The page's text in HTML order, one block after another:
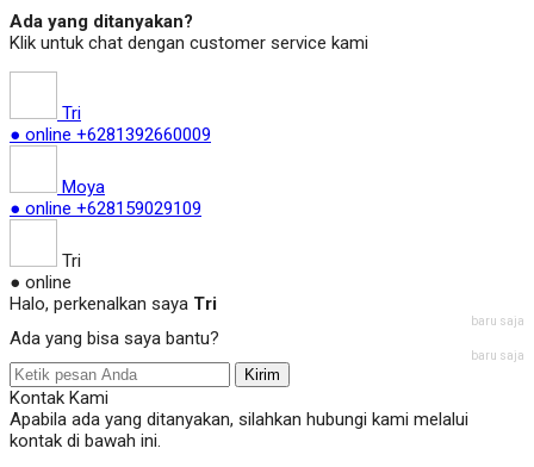
Ada yang ditanyakan?
Klik untuk chat dengan customer service kami
Tri
● online +6281392660009
Moya
● online +628159029109
Tri
● online
Halo, perkenalkan saya Tri
baru saja
Ada yang bisa saya bantu?
baru saja
Kirim
Kontak Kami
Apabila ada yang ditanyakan, silahkan hubungi kami melalui
kontak di bawah ini.